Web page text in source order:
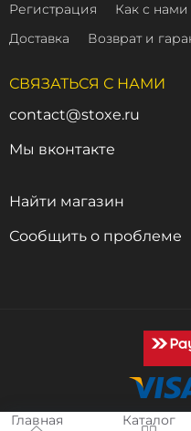
Регистрация Как с нами
Доставка
Возврат и
СВЯЗАТЬСЯ С НАМИ
contact@stoxe.ru
Мы вконтакте
Найти магазин
Сообщить о проблеме
Главная Каталог